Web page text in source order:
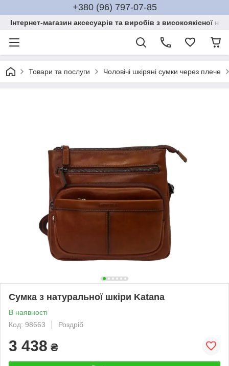
+380 (96) 797-07-85
Інтернет-магазин аксесуарів та виробів з високоякісної
Товари та послуги Чоловічі шкіряні сумки через плече
Сумка з натуральної шкіри Katana
В наявності
Код: 98663
Роздріб
3 438 ₴